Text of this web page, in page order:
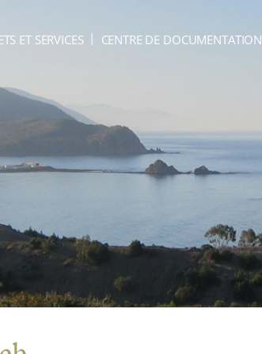
ET SERVICES CENTRE DE DOCUMENTATION